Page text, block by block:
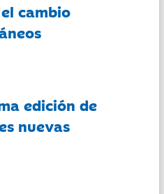
cambio
edición de
nuevas